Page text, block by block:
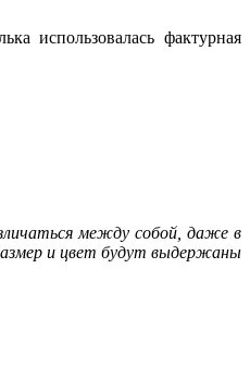
использовалась фактурная
между собой, даже в
и цвет будут выдержаны